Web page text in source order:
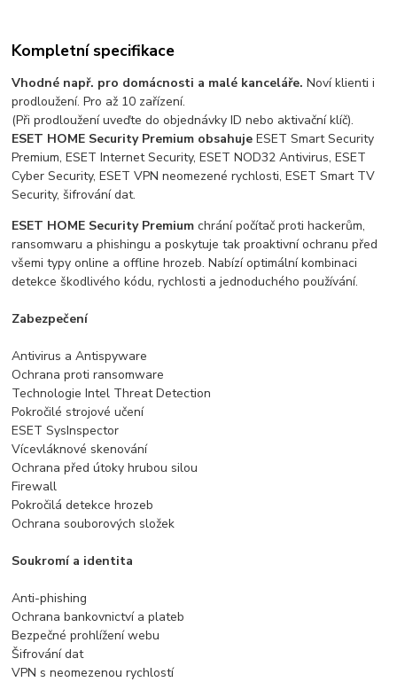
Kompletní specifikace
Vhodné např. pro domácnosti a malé kanceláře. Noví klienti i
prodloužení. Pro až 10 zařízení.
(Při prodloužení uveďte do objednávky ID nebo aktivační klíč).
ESET HOME Security Premium obsahuje ESET Smart Security
Premium, ESET Internet Security, ESET NOD32 Antivirus, ESET
Cyber Security, ESET VPN neomezené rychlosti, ESET Smart TV
Security, šifrování dat.
ESET HOME Security Premium chrání počítač proti hackerům,
ransomwaru a phishingu a poskytuje tak proaktivní ochranu před
všemi typy online a offline hrozeb. Nabízí optimální kombinaci
detekce škodlivého kódu, rychlosti a jednoduchého používání.
Zabezpečení
Antivirus a Antispyware
Ochrana proti ransomware
Technologie Intel Threat Detection
Pokročilé strojové učení
ESET SysInspector
Vícevláknové skenování
Ochrana před útoky hrubou silou
Firewall
Pokročilá detekce hrozeb
Ochrana souborových složek
Soukromí a identita
Anti-phishing
Ochrana bankovnictví a plateb
Bezpečné prohlížení webu
Šifrování dat
VPN s neomezenou rychlostí